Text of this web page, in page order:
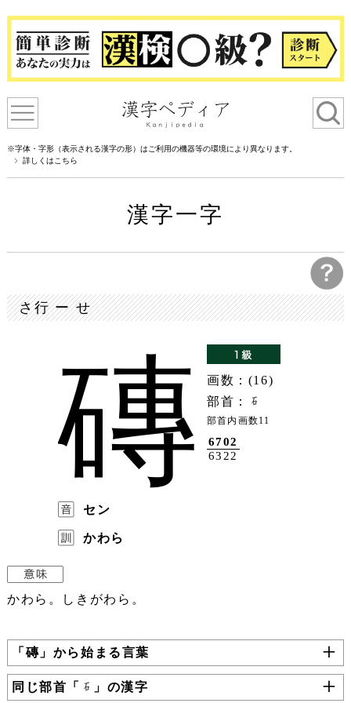
※字体・字形（表示される漢字の形）はご利用の機器等の環境により異なります。
詳しくはこちら
漢字一字
さ行 ー せ
磚
画数：(16)
部首：
部首内画数11
6702
6322
セン
かわら
かわら。しきがわら。
「磚」から始まる言葉
同じ部首「 」の漢字